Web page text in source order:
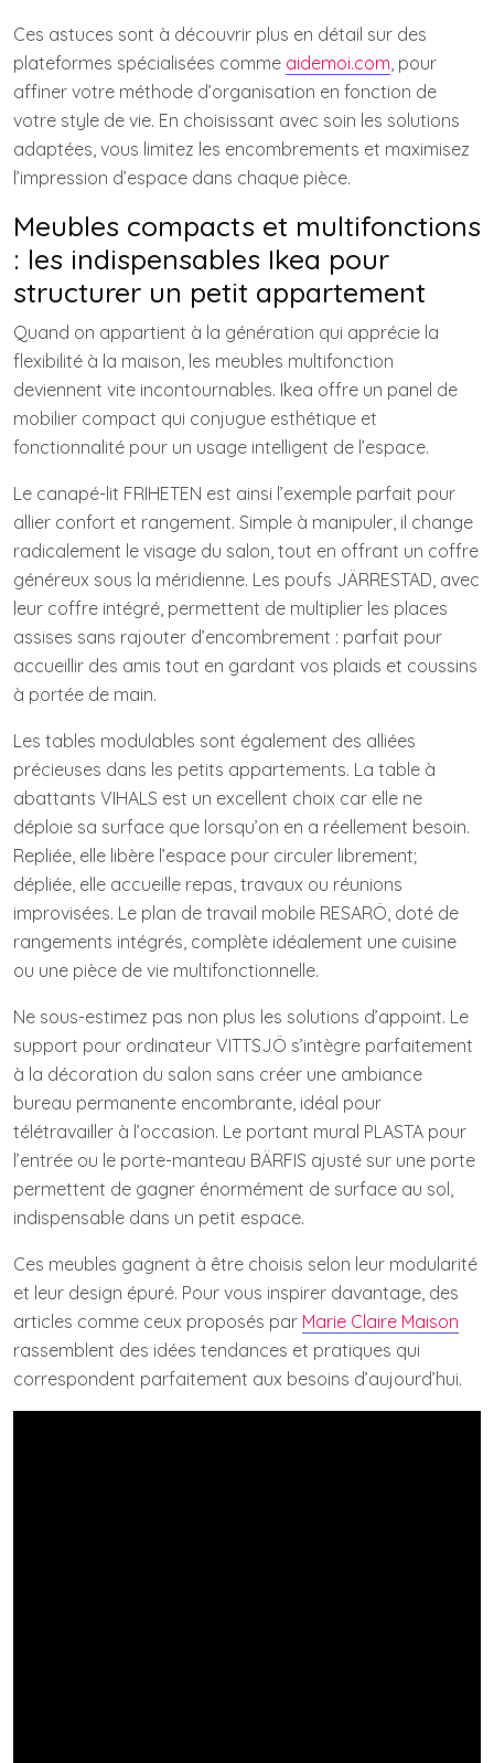
Ces astuces sont à découvrir plus en détail sur des
plateformes spécialisées comme aidemoi.com , pour
affiner votre méthode d’organisation en fonction de
votre style de vie. En choisissant avec soin les solutions
adaptées, vous limitez les encombrements et maximisez
l’impression d’espace dans chaque pièce.
Meubles compacts et multifonctions
: les indispensables Ikea pour
structurer un petit appartement
Quand on appartient à la génération qui apprécie la
flexibilité à la maison, les meubles multifonction
deviennent vite incontournables. Ikea offre un panel de
mobilier compact qui conjugue esthétique et
fonctionnalité pour un usage intelligent de l’espace.
Le canapé-lit FRIHETEN est ainsi l’exemple parfait pour
allier confort et rangement. Simple à manipuler, il change
radicalement le visage du salon, tout en offrant un coffre
généreux sous la méridienne. Les poufs JÄRRESTAD, avec
leur coffre intégré, permettent de multiplier les places
assises sans rajouter d’encombrement : parfait pour
accueillir des amis tout en gardant vos plaids et coussins
à portée de main.
Les tables modulables sont également des alliées
précieuses dans les petits appartements. La table à
abattants VIHALS est un excellent choix car elle ne
déploie sa surface que lorsqu’on en a réellement besoin.
Repliée, elle libère l’espace pour circuler librement;
dépliée, elle accueille repas, travaux ou réunions
improvisées. Le plan de travail mobile RESARÖ, doté de
rangements intégrés, complète idéalement une cuisine
ou une pièce de vie multifonctionnelle.
Ne sous-estimez pas non plus les solutions d’appoint. Le
support pour ordinateur VITTSJÖ s’intègre parfaitement
à la décoration du salon sans créer une ambiance
bureau permanente encombrante, idéal pour
télétravailler à l’occasion. Le portant mural PLASTA pour
l’entrée ou le porte-manteau BÄRFIS ajusté sur une porte
permettent de gagner énormément de surface au sol,
indispensable dans un petit espace.
Ces meubles gagnent à être choisis selon leur modularité
et leur design épuré. Pour vous inspirer davantage, des
articles comme ceux proposés par Marie Claire Maison
rassemblent des idées tendances et pratiques qui
correspondent parfaitement aux besoins d’aujourd’hui.